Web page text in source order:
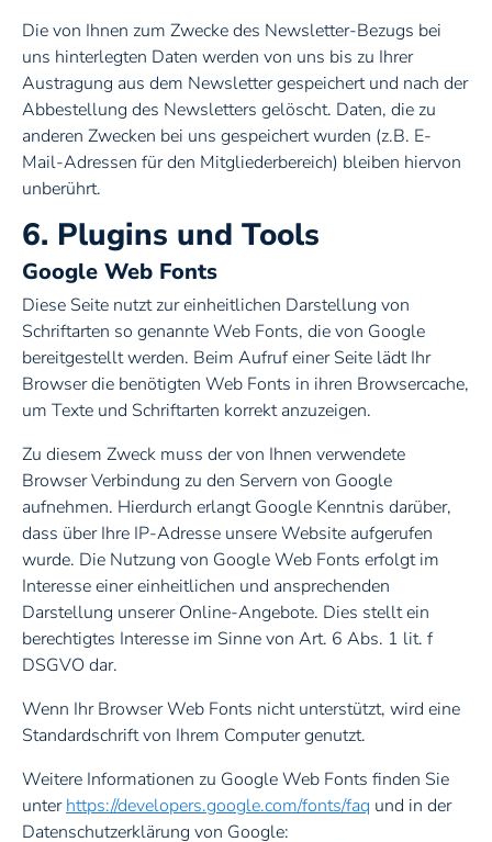
Die von Ihnen zum Zwecke des Newsletter-Bezugs bei
uns hinterlegten Daten werden von uns bis zu Ihrer
Austragung aus dem Newsletter gespeichert und nach der
Abbestellung des Newsletters gelöscht. Daten, die zu
anderen Zwecken bei uns gespeichert wurden (z.B. E-
Mail-Adressen für den Mitgliederbereich) bleiben hiervon
unberührt.
6. Plugins und Tools
Google Web Fonts
Diese Seite nutzt zur einheitlichen Darstellung von
Schriftarten so genannte Web Fonts, die von Google
bereitgestellt werden. Beim Aufruf einer Seite lädt Ihr
Browser die benötigten Web Fonts in ihren Browsercache,
um Texte und Schriftarten korrekt anzuzeigen.
Zu diesem Zweck muss der von Ihnen verwendete
Browser Verbindung zu den Servern von Google
aufnehmen. Hierdurch erlangt Google Kenntnis darüber,
dass über Ihre IP-Adresse unsere Website aufgerufen
wurde. Die Nutzung von Google Web Fonts erfolgt im
Interesse einer einheitlichen und ansprechenden
Darstellung unserer Online-Angebote. Dies stellt ein
berechtigtes Interesse im Sinne von Art. 6 Abs. 1 lit. f
DSGVO dar.
Wenn Ihr Browser Web Fonts nicht unterstützt, wird eine
Standardschrift von Ihrem Computer genutzt.
Weitere Informationen zu Google Web Fonts finden Sie
unterhttps://developers.google.com/fonts/faq und in der
Datenschutzerklärung von Google: